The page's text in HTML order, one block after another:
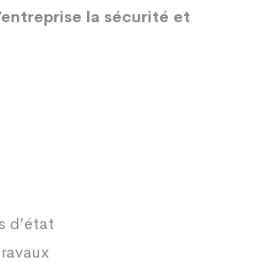
la sécurité et
d’état